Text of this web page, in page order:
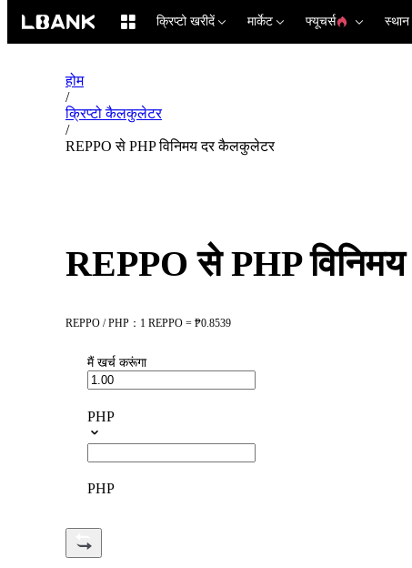
क्रिप्टो खरीदें मार्केट फ्यूचर्स स्थान
होम
/
क्रिप्टो कैलकुलेटर
/
REPPO से PHP विनिमय दर कैलकुलेटर
REPPO से PHP
REPPO / PHP：1 REPPO = ₱0.8539
मैं खर्च करूंगा
PHP
PHP